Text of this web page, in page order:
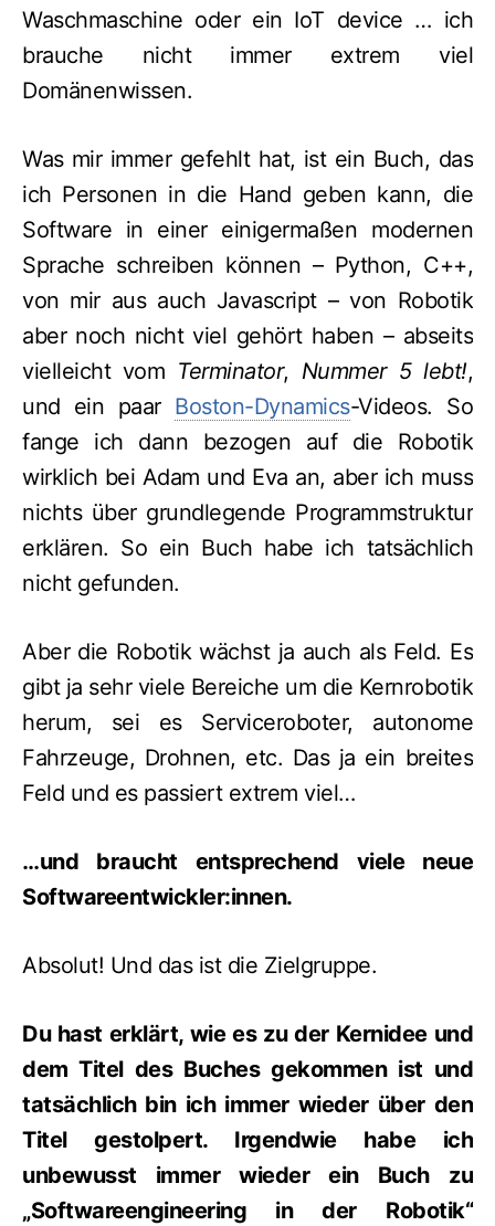
Waschmaschine oder ein IoT device … ich
brauche nicht immer extrem viel
Domänenwissen.
Was mir immer gefehlt hat, ist ein Buch, das
ich Personen in die Hand geben kann, die
Software in einer einigermaßen modernen
Sprache schreiben können – Python, C++,
von mir aus auch Javascript – von Robotik
aber noch nicht viel gehört haben – abseits
vielleicht vom Terminator, Nummer 5 lebt!,
und ein paar Boston-Dynamics-Videos. So
fange ich dann bezogen auf die Robotik
wirklich bei Adam und Eva an, aber ich muss
nichts über grundlegende Programmstruktur
erklären. So ein Buch habe ich tatsächlich
nicht gefunden.
Aber die Robotik wächst ja auch als Feld. Es
gibt ja sehr viele Bereiche um die Kernrobotik
herum, sei es Serviceroboter, autonome
Fahrzeuge, Drohnen, etc. Das ja ein breites
Feld und es passiert extrem viel…
…und braucht entsprechend viele neue
Softwareentwickler:innen.
Absolut! Und das ist die Zielgruppe.
Du hast erklärt, wie es zu der Kernidee und
dem Titel des Buches gekommen ist und
tatsächlich bin ich immer wieder über den
Titel gestolpert. Irgendwie habe ich
unbewusst immer wieder ein Buch zu
„Softwareengineering in der Robotik“